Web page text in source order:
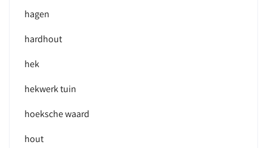
hagen
hardhout
hek
hekwerk tuin
hoeksche waard
hout